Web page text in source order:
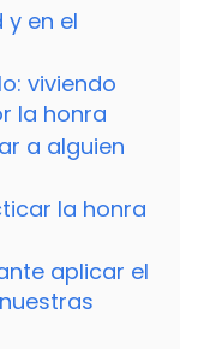
en el
viviendo
la honra
a alguien
la honra
aplicar el